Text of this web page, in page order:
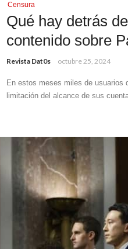
Censura
Qué hay detrás
contenido sobre
Revista Dat0s octubre 25, 2024
En estos meses miles de usuarios
limitación del alcance de sus